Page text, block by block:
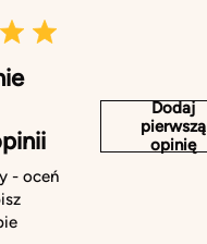
- oceń
Dodaj
pierwszą
opinię